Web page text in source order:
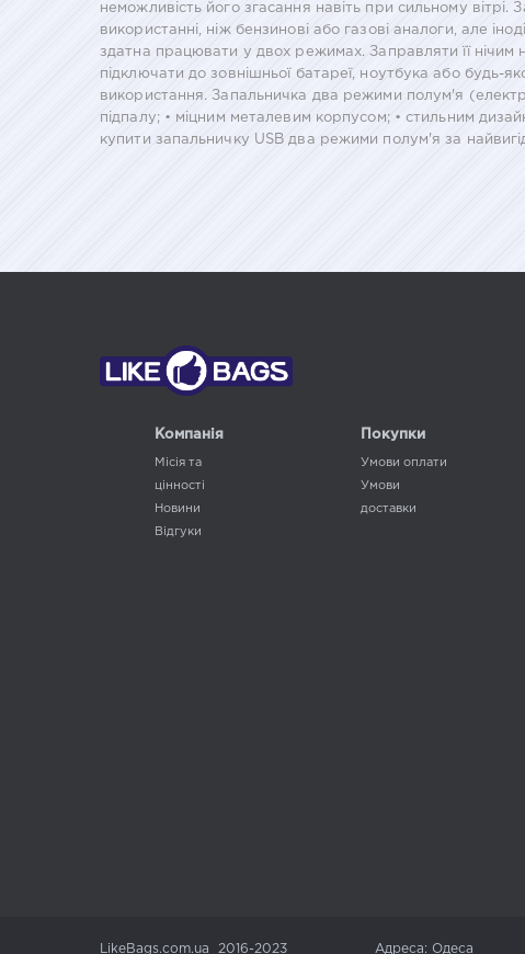
неможливість його згасання навіть при сильному вітрі.
використанні, ніж бензинові або газові аналоги, але
здатна працювати у двох режимах. Заправляти її
підключати до зовнішньої батареї, ноутбука або будь-
використання. Запальничка два режими полум'я
підпалу; • міцним металевим корпусом; • стильним
купити запальничку USB два режими полум'я за
Компанія
Місія та
цінності
Новини
Відгуки
Покупки
Умови оплати
Умови
доставки
LikeBags.com.ua 2016-2023 Адреса: Одеса